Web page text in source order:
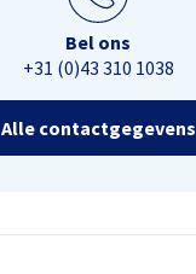
Bel ons
+31 (0)43 310 1038
Alle contactgegevens